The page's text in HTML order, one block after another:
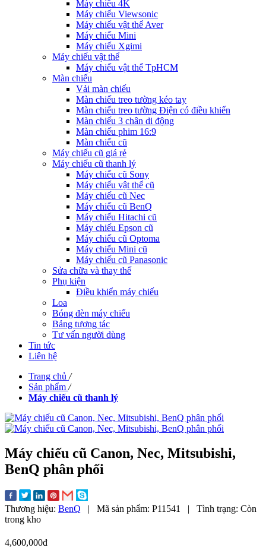
Máy chiếu 4K
Máy chiếu Viewsonic
Máy chiếu vật thể Aver
Máy chiếu Mini
Máy chiếu Xgimi
Máy chiếu vật thể
Máy chiếu vật thể TpHCM
Màn chiếu
Vải màn chiếu
Màn chiếu treo tường kéo tay
Màn chiếu treo tường Điện có điều khiển
Màn chiếu 3 chân di động
Màn chiếu phim 16:9
Màn chiếu cũ
Máy chiếu cũ giá rẻ
Máy chiếu cũ thanh lý
Máy chiếu cũ Sony
Máy chiếu vật thể cũ
Máy chiếu cũ Nec
Máy chiếu cũ BenQ
Máy chiếu Hitachi cũ
Máy chiếu Epson cũ
Máy chiếu cũ Optoma
Máy chiếu Mini cũ
Máy chiếu cũ Panasonic
Sửa chữa và thay thế
Phụ kiện
Điều khiển máy chiếu
Loa
Bóng đèn máy chiếu
Bảng tương tác
Tư vấn người dùng
Tin tức
Liên hệ
Trang chủ /
Sản phẩm /
Máy chiếu cũ thanh lý
Máy chiếu cũ Canon, Nec, Mitsubishi,
BenQ phân phối
Thương hiệu: BenQ | Mã sản phẩm: P11541 | Tình trạng: Còn
trong kho
4,600,000đ